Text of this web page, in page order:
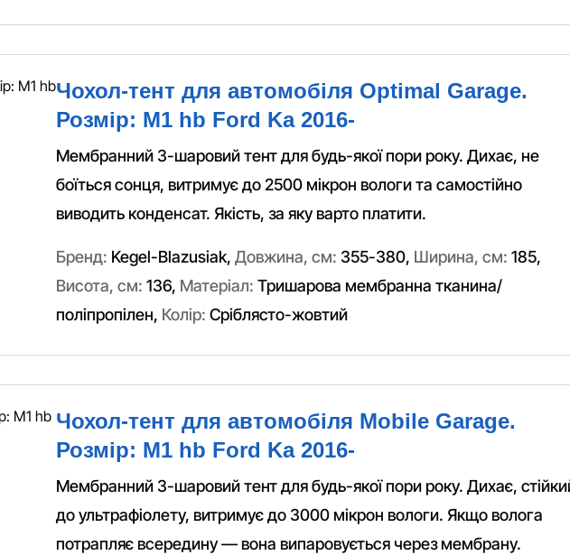
Чохол-тент для автомобіля Optimal Garage.
Розмір: M1 hb Ford Ka 2016-
Мембранний 3-шаровий тент для будь-якої пори року. Дихає, не
боїться сонця, витримує до 2500 мікрон вологи та самостійно
виводить конденсат. Якість, за яку варто платити.
Бренд: Kegel-Blazusiak, Довжина, см: 355-380, Ширина, см: 185,
Висота, см: 136, Матеріал: Тришарова мембранна тканина/
поліпропілен, Колір: Сріблясто-жовтий
Чохол-тент для автомобіля Mobile Garage.
Розмір: M1 hb Ford Ka 2016-
Мембранний 3-шаровий тент для будь-якої пори року. Дихає,
до ультрафіолету, витримує до 3000 мікрон вологи. Якщо волога
потрапляє всередину — вона випаровується через мембрану.